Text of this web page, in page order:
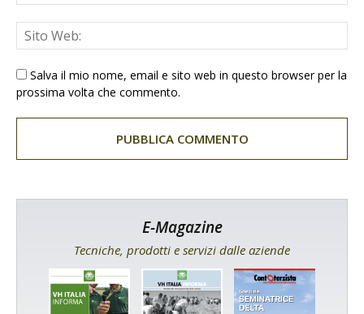
Salva il mio nome, email e sito web in questo browser per la
prossima volta che commento.
E-Magazine
Tecniche, prodotti e servizi dalle aziende